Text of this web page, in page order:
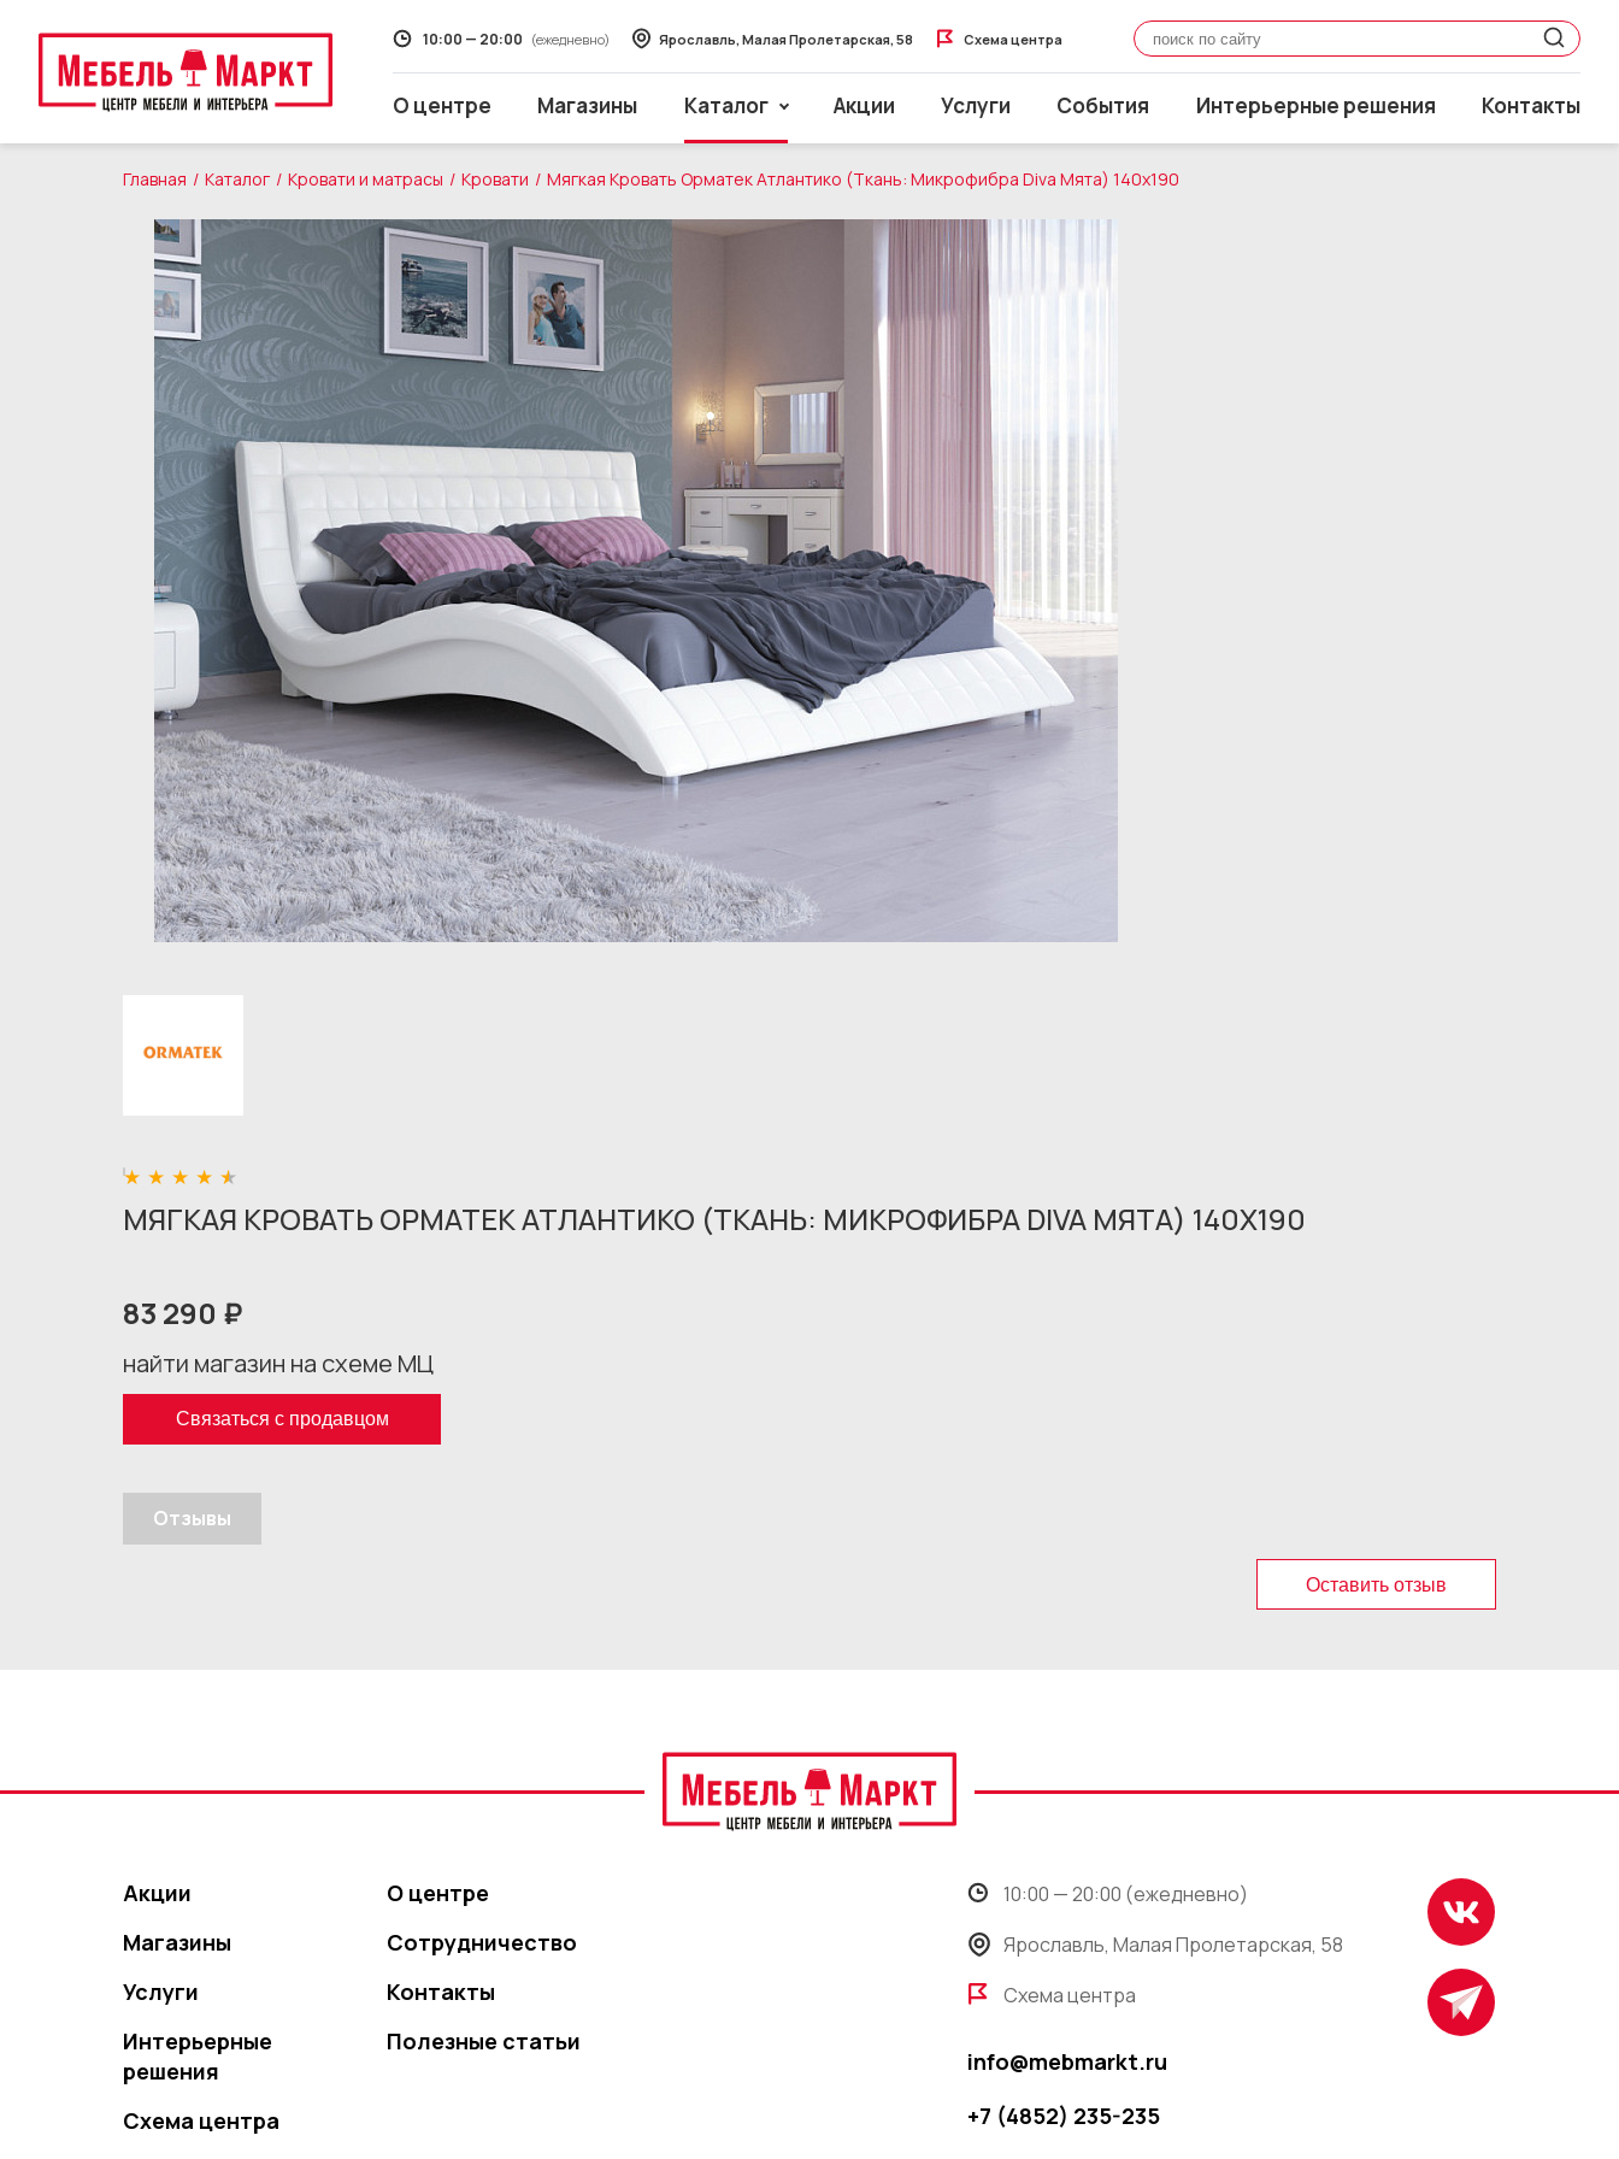
О центре Магазины
Распродажа
Мягкая мебель
Кухни
Корпусная мебель
Кровати и матрасы
Столы и стулья
Свет
Стеллажи и полки
Товары для дома
Бренды
Каталог Акции Услуги События Интерьерные решения Контакты
10:00 — 20:00 (ежедневно) Ярославль, Малая Пролетарская, 58 Схема центра
Главная Каталог Кровати и матрасы Кровати Мягкая Кровать Орматек Атлантико (Ткань: Микрофибра Diva Мята) 140x190
МЯГКАЯ КРОВАТЬ ОРМАТЕК АТЛАНТИКО (ТКАНЬ: МИКРОФИБРА DIVA МЯТА) 140X190
83 290 ₽
найти магазин на схеме МЦ
Связаться с продавцом
Отзывы
Оставить отзыв
Акции
Магазины
Услуги
Интерьерные
решения
Схема центра
О центре
Сотрудничество
Контакты
Полезные статьи
10:00 — 20:00 (ежедневно)
Ярославль, Малая Пролетарская, 58
Схема центра
info@mebmarkt.ru
+7 (4852) 235-235